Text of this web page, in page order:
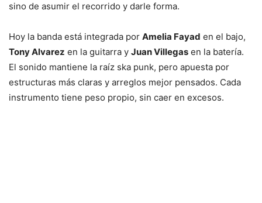
sino de asumir el recorrido y darle forma.
Hoy la banda está integrada por Amelia Fayad en el bajo,
Tony Alvarez en la guitarra y Juan Villegas en la batería.
El sonido mantiene la raíz ska punk, pero apuesta por
estructuras más claras y arreglos mejor pensados. Cada
instrumento tiene peso propio, sin caer en excesos.